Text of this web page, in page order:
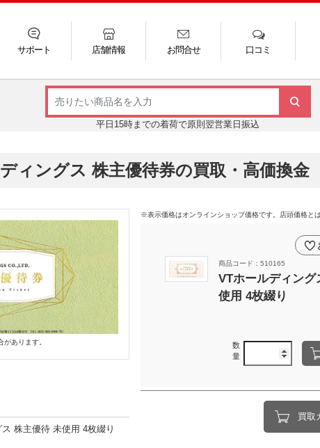
サポート
FAQ ご利用ガイド
店舗情報 お問合せ
LINE お電話 メール
口コミ
平日15時までの着荷で原則翌営業日振込
ィングス 株主優待券の買取・高価換金
あります。
株主優待 未使用 4枚綴り
※表示価格はオンラインショップ価格です。店頭価格とは
商品コード：510165
VTホールディン
使用 4枚綴り
数
量
買取